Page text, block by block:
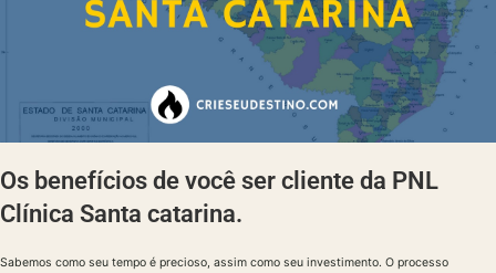
Os benefícios de você ser cliente da PNL
Clínica Santa catarina.
Sabemos como seu tempo é precioso, assim como seu investimento. O processo